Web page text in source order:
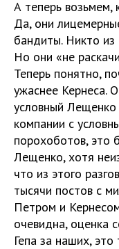
А теперь возьмем,
Да, они
бандиты. Никто из
Но они «не
Теперь понятно,
ужаснее Кернеса.
условный
компании с
порохоботов, это
Лещенко, хотя
что из этого
тысячи постов с
Петром и
очевидна, оценка
Гепа за наших,